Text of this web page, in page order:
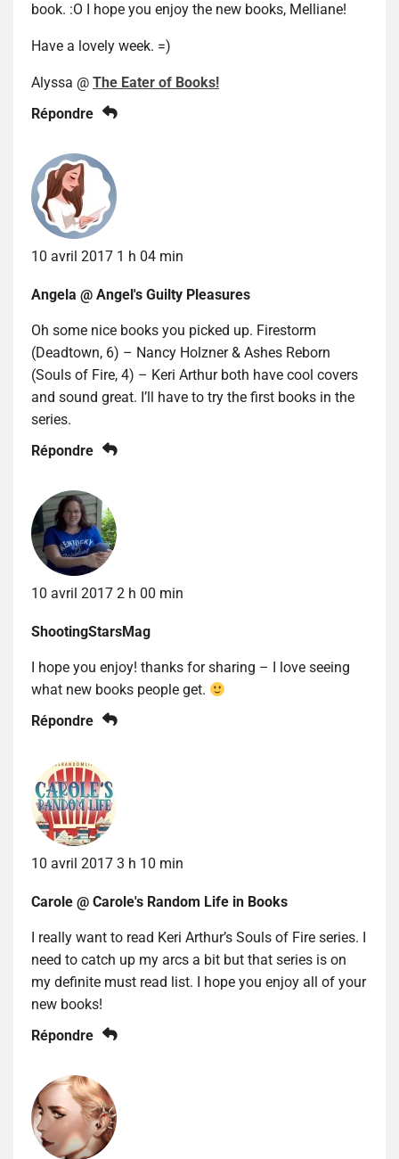
book. :O I hope you enjoy the new books, Melliane!
Have a lovely week. =)
Alyssa @ The Eater of Books!
Répondre
10 avril 2017 1 h 04 min
Angela @ Angel's Guilty Pleasures
Oh some nice books you picked up. Firestorm
(Deadtown, 6) – Nancy Holzner & Ashes Reborn
(Souls of Fire, 4) – Keri Arthur both have cool covers
and sound great. I’ll have to try the first books in the
series.
Répondre
10 avril 2017 2 h 00 min
ShootingStarsMag
I hope you enjoy! thanks for sharing – I love seeing
what new books people get.
Répondre
10 avril 2017 3 h 10 min
Carole @ Carole's Random Life in Books
I really want to read Keri Arthur’s Souls of Fire series. I
need to catch up my arcs a bit but that series is on
my definite must read list. I hope you enjoy all of your
new books!
Répondre